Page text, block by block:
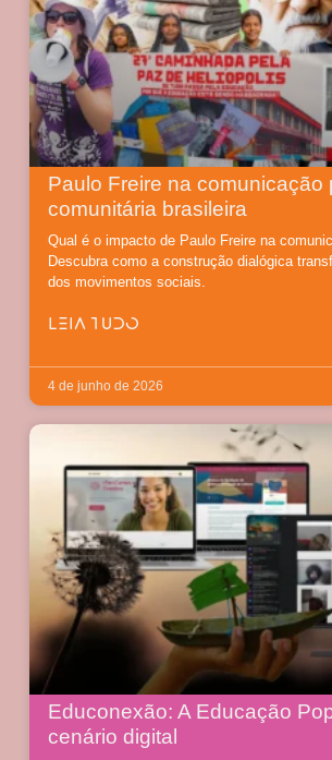
Paulo Freire na comunicação
comunitária brasileira
Qual é o impacto de Paulo Freire na
Descubra como a construção dialógica
dos movimentos sociais.
LEIA TUDO
4 de junho de 2026
Educonexão: A Educação
cenário digital